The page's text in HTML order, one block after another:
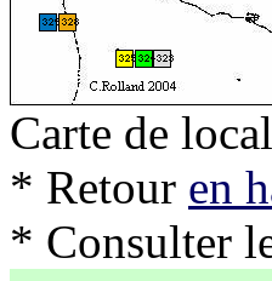
Carte de
* Retour en
* Consulter